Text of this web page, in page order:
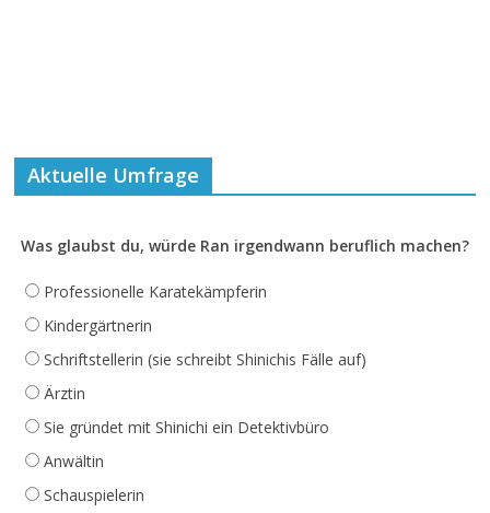
Aktuelle Umfrage
Was glaubst du, würde Ran irgendwann beruflich machen?
Professionelle Karatekämpferin
Kindergärtnerin
Schriftstellerin (sie schreibt Shinichis Fälle auf)
Ärztin
Sie gründet mit Shinichi ein Detektivbüro
Anwältin
Schauspielerin